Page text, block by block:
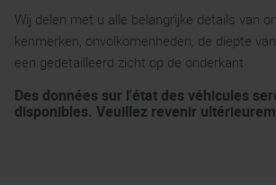
Wij delen met u alle belangrijke details van
kenmerken, onvolkomenheden, de diepte
een gedetailleerd zicht op de onderkant
Des données sur l'état des véhicules
disponibles. Veuillez revenir